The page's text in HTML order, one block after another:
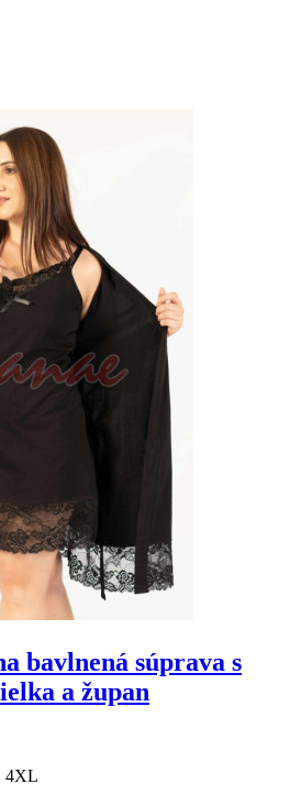
bavlnená súprava s
a župan
4XL